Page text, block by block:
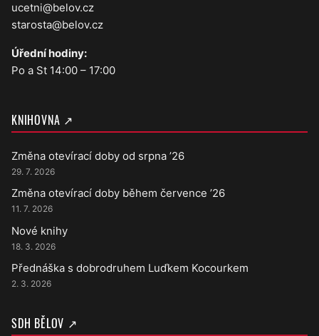
ucetni@belov.cz
starosta@belov.cz
Úřední hodiny:
Po a St 14:00 – 17:00
KNIHOVNA ↗
Změna otevírací doby od srpna ’26
29. 7. 2026
Změna otevírací doby během července ’26
11. 7. 2026
Nové knihy
18. 3. 2026
Přednáška s dobrodruhem Luďkem Kocourkem
2. 3. 2026
SDH BĚLOV ↗